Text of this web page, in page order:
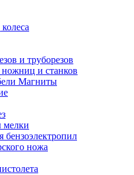
и труборезов
и станков
Магниты
мелки
ножа